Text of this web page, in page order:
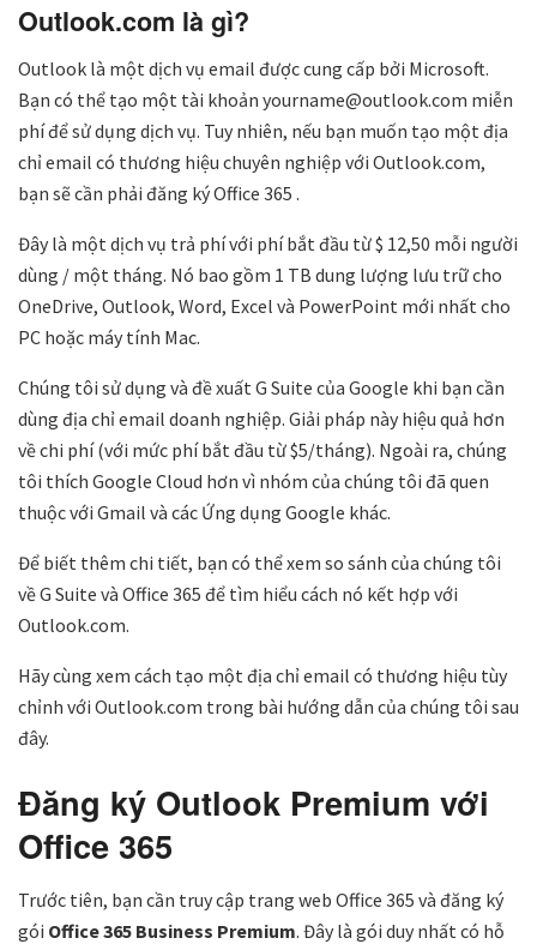
Outlook.com là gì?
Outlook là một dịch vụ email được cung cấp bởi Microsoft.
Bạn có thể tạo một tài khoản yourname@outlook.com miễn
phí để sử dụng dịch vụ. Tuy nhiên, nếu bạn muốn tạo một địa
chỉ email có thương hiệu chuyên nghiệp với Outlook.com,
bạn sẽ cần phải đăng ký Office 365 .
Đây là một dịch vụ trả phí với phí bắt đầu từ $ 12,50 mỗi người
dùng / một tháng. Nó bao gồm 1 TB dung lượng lưu trữ cho
OneDrive, Outlook, Word, Excel và PowerPoint mới nhất cho
PC hoặc máy tính Mac.
Chúng tôi sử dụng và đề xuất G Suite của Google khi bạn cần
dùng địa chỉ email doanh nghiệp. Giải pháp này hiệu quả hơn
về chi phí (với mức phí bắt đầu từ $5/tháng). Ngoài ra, chúng
tôi thích Google Cloud hơn vì nhóm của chúng tôi đã quen
thuộc với Gmail và các Ứng dụng Google khác.
Để biết thêm chi tiết, bạn có thể xem so sánh của chúng tôi
về G Suite và Office 365 để tìm hiểu cách nó kết hợp với
Outlook.com.
Hãy cùng xem cách tạo một địa chỉ email có thương hiệu tùy
chỉnh với Outlook.com trong bài hướng dẫn của chúng tôi sau
đây.
Đăng ký Outlook Premium với
Office 365
Trước tiên, bạn cần truy cập trang web Office 365 và đăng ký
gói Office 365 Business Premium. Đây là gói duy nhất có hỗ